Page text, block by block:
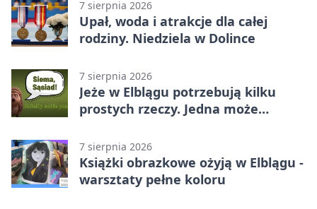
7 sierpnia 2026
Upał, woda i atrakcje dla całej
rodziny. Niedziela w Dolince
7 sierpnia 2026
Jeże w Elblągu potrzebują kilku
prostych rzeczy. Jedna może
7 sierpnia 2026
Książki obrazkowe ożyją w Elblągu -
warsztaty pełne koloru